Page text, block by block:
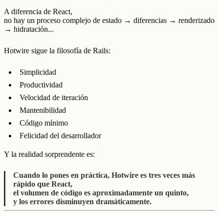
A diferencia de React,
no hay un proceso complejo de estado → diferencias → renderizado
→ hidratación...
Hotwire sigue la filosofía de Rails:
Simplicidad
Productividad
Velocidad de iteración
Mantenibilidad
Código mínimo
Felicidad del desarrollador
Y la realidad sorprendente es:
Cuando lo pones en práctica, Hotwire es tres veces más
rápido que React,
el volumen de código es aproximadamente un quinto,
y los errores disminuyen dramáticamente.